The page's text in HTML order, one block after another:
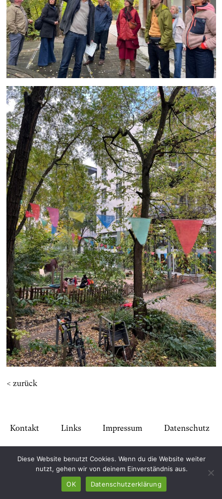
< zurück
Kontakt Links Impressum Datenschutz
Diese Website benutzt Cookies. Wenn du die Website weiter
nutzt, gehen wir von deinem Einverständnis aus.
OK
Datenschutzerklärung